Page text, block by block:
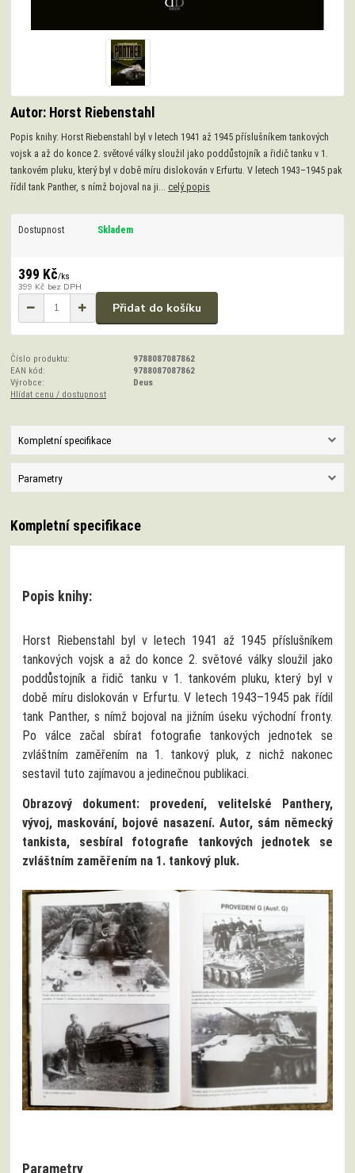
Autor: Horst Riebenstahl
Popis knihy: Horst Riebenstahl byl v letech 1941 až 1945 příslušníkem tankových
vojsk a až do konce 2. světové války sloužil jako poddůstojník a řidič tanku v 1.
tankovém pluku, který byl v době míru dislokován v Erfurtu. V letech 1943–1945 pak
řídil tank Panther, s nímž bojoval na ji... celý popis
Dostupnost Skladem
399 Kč/ks
399 Kč bez DPH
Přidat do košíku
Číslo produktu:
9788087087862
EAN kód:
9788087087862
Výrobce:
Deus
Hlídat cenu / dostupnost
Kompletní specifikace
Parametry
Kompletní specifikace
Popis knihy:
Horst Riebenstahl byl v letech 1941 až 1945 příslušníkem
tankových vojsk a až do konce 2. světové války sloužil jako
poddůstojník a řidič tanku v 1. tankovém pluku, který byl v
době míru dislokován v Erfurtu. V letech 1943–1945 pak řídil
tank Panther, s nímž bojoval na jižním úseku východní fronty.
Po válce začal sbírat fotografie tankových jednotek se
zvláštním zaměřením na 1. tankový pluk, z nichž nakonec
sestavil tuto zajímavou a jedinečnou publikaci.
Obrazový dokument: provedení, velitelské Panthery,
vývoj, maskování, bojové nasazení. Autor, sám německý
tankista, sesbíral fotografie tankových jednotek se
zvláštním zaměřením na 1. tankový pluk.
Parametry